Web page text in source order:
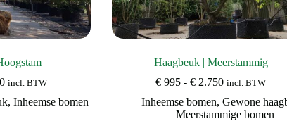
Prijsklasse:
tot
incl. BTW
, Inheemse bomen
Haagbeuk | Meerstammig
€ 995 - € 2.750Prijsklasse:
tot
€ 2.750
incl. BTW
Inheemse bomen, Gewone
Meerstammige bomen